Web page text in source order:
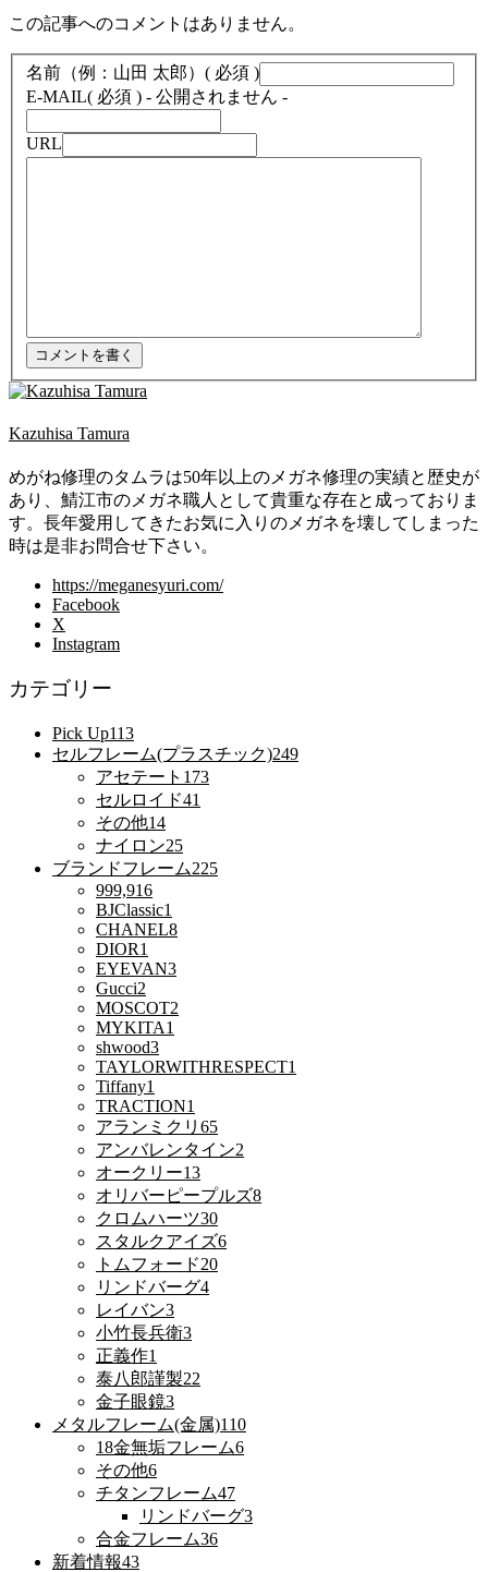
この記事へのコメントはありません。
名前（例：山田 太郎） ( 必須 )
E-MAIL( 必須 ) - 公開されません -
URL
Kazuhisa Tamura
めがね修理のタムラは50年以上のメガネ修理の実績と歴史が
あり、鯖江市のメガネ職人として貴重な存在と成っておりま
す。長年愛用してきたお気に入りのメガネを壊してしまった
時は是非お問合せ下さい。
https://meganesyuri.com/
Facebook
X
Instagram
カテゴリー
Pick Up113
セルフレーム(プラスチック)249
アセテート 173
セルロイド41
その他14
ナイロン25
ブランドフレーム225
999,916
BJClassic1
CHANEL8
DIOR1
EYEVAN3
Gucci2
MOSCOT2
MYKITA1
shwood3
TAYLORWITHRESPECT1
Tiffany1
TRACTION1
アランミクリ 65
アンバレンタイン2
オークリー13
オリバーピープルズ8
クロムハーツ30
スタルクアイズ6
トムフォード20
リンドバーグ4
レイバン3
小竹長兵衛3
正義作1
泰八郎謹製22
金子眼鏡3
メタルフレーム(金属)110
18金無垢フレーム6
その他6
チタンフレーム47
リンドバーグ3
合金フレーム36
新着情報43